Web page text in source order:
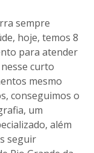
sempre
hoje, temos 8
para atender
curto
mesmo
conseguimos o
um
além
seguir